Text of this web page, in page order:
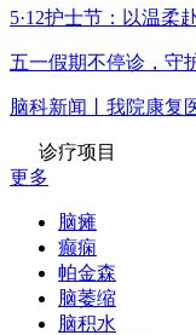
5·12护士节：以温柔
五一假期不停诊，守
脑科新闻丨我院康复
诊疗项目
更多
脑瘫
癫痫
帕金森
脑萎缩
脑积水